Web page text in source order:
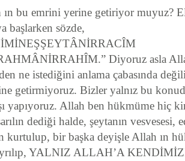
bu emrini yerine getiriyor muyuz?
başlarken sözde,
Diyoruz asla
ne istediğini anlama çabasında
getirmiyoruz. Bizler yalnız bu
yapıyoruz. Allah ben hükmüme hiç
dediği halde, şeytanın
kurtulup, bir başka deyişle Allah ın
YALNIZ ALLAH’A